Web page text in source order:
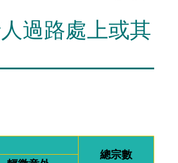
過路處上或其
總宗數